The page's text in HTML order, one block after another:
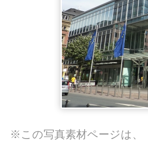
※この写真素材ページは、